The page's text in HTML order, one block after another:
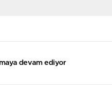
devam ediyor